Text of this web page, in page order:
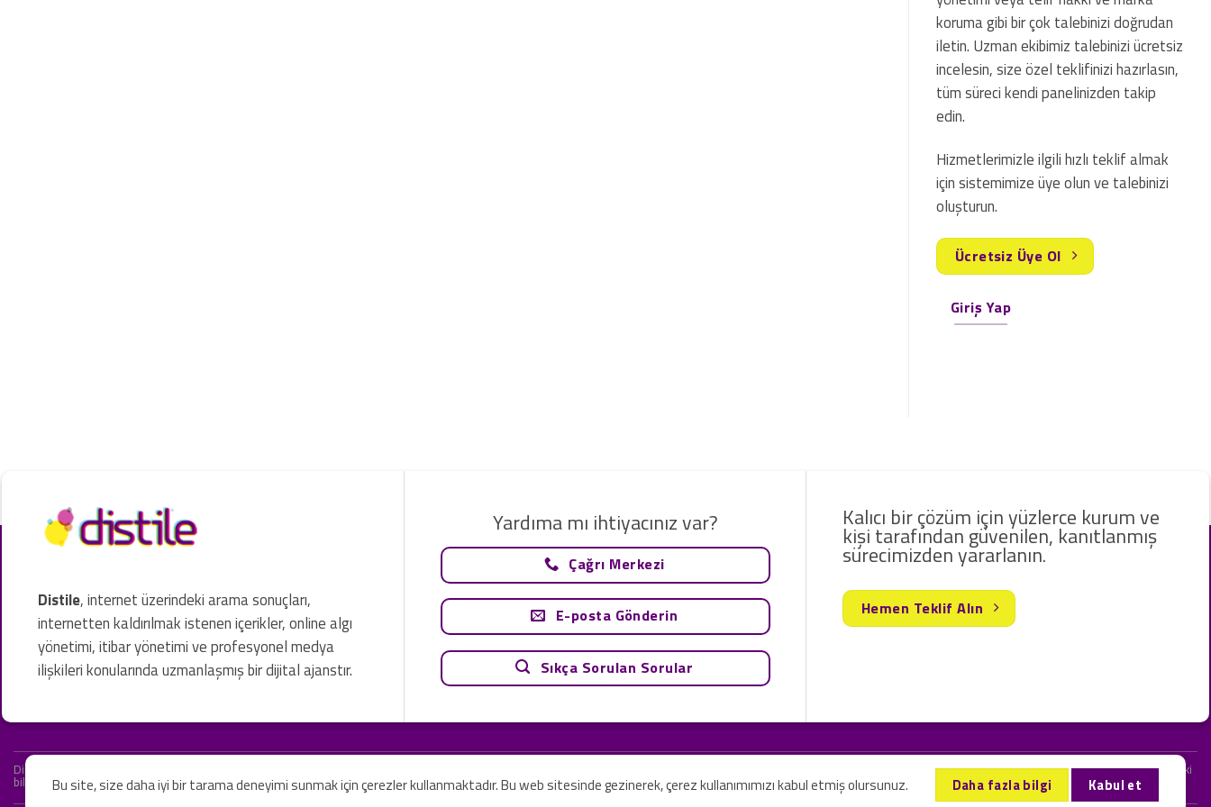
koruma gibi bir çok talebinizi doğrudan
iletin. Uzman ekibimiz talebinizi ücretsiz
incelesin, size özel teklifinizi hazırlasın,
tüm süreci kendi panelinizden takip
edin.
Hizmetlerimizle ilgili hızlı teklif almak
için sistemimize üye olun ve talebinizi
oluşturun.
Ücretsiz Üye Ol
Giriş Yap
Distile, internet üzerindeki arama sonuçları,
internetten kaldırılmak istenen içerikler, online algı
yönetimi, itibar yönetimi ve profesyonel medya
ilişkileri konularında uzmanlaşmış bir dijital ajanstır.
Yardıma mı ihtiyacınız var?
Çağrı Merkezi
E-posta Gönderin
Sıkça Sorulan Sorular
Kalıcı bir çözüm için yüzlerce kurum ve
kişi tarafından güvenilen, kanıtlanmış
sürecimizden yararlanın.
Hemen Teklif Alın
Distile bir hukuk firması değildir ve hizmetlerimizin hiçbiri resmi hukuki tavsiye olarak değerlendirilemez. Sadece teknoloji ve danışmanlık şirketi olarak hizmet vermekteyiz. Web sitemizde ve sizinle kurduğumuz iletişimlerdeki
bilgiler yalnızca genel bilgi niteliğindedir. Yasal tavsiye olarak değerlendirilmesi amaçlanmamıştır.
Bu site, size daha iyi bir tarama deneyimi sunmak için çerezler kullanmaktadır. Bu web sitesinde gezinerek, çerez kullanımımızı kabul etmiş olursunuz. Daha fazla bilgi Kabul et